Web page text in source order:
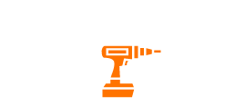
7% (но не менее 2 500 руб.)